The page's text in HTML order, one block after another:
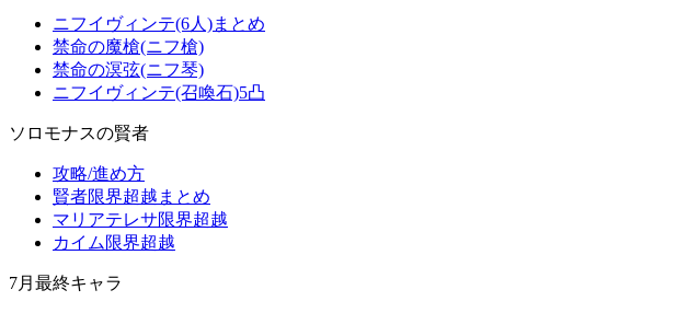
ニフイヴィンテ(6人)まとめ
禁命の魔槍(ニフ槍)
禁命の溟弦(ニフ琴)
ニフイヴィンテ(召喚石)5凸
ソロモナスの賢者
攻略/進め方
賢者限界超越まとめ
マリアテレサ限界超越
カイム限界超越
7月最終キャラ